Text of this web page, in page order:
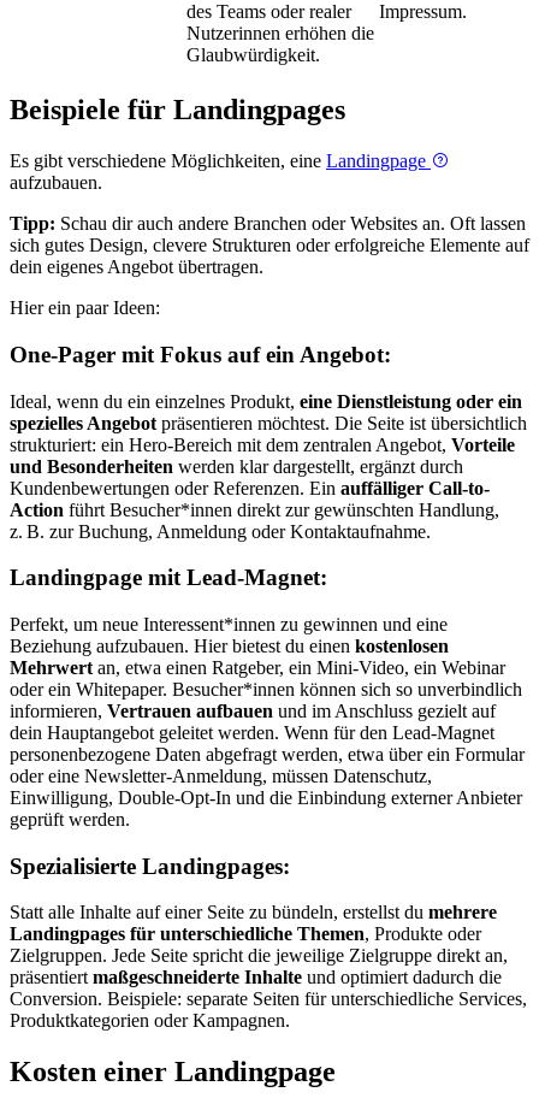
des Teams oder realer
Nutzerinnen erhöhen die
Glaubwürdigkeit.
Impressum.
Beispiele für Landingpages
Es gibt verschiedene Möglichkeiten, eine Landingpage
aufzubauen.
Tipp: Schau dir auch andere Branchen oder Websites an. Oft lassen
sich gutes Design, clevere Strukturen oder erfolgreiche Elemente auf
dein eigenes Angebot übertragen.
Hier ein paar Ideen:
One-Pager mit Fokus auf ein Angebot:
Ideal, wenn du ein einzelnes Produkt, eine Dienstleistung oder ein
spezielles Angebot präsentieren möchtest. Die Seite ist übersichtlich
strukturiert: ein Hero-Bereich mit dem zentralen Angebot, Vorteile
und Besonderheiten werden klar dargestellt, ergänzt durch
Kundenbewertungen oder Referenzen. Ein auffälliger Call-to-
Action führt Besucher*innen direkt zur gewünschten Handlung,
z. B. zur Buchung, Anmeldung oder Kontaktaufnahme.
Landingpage mit Lead-Magnet:
Perfekt, um neue Interessent*innen zu gewinnen und eine
Beziehung aufzubauen. Hier bietest du einen kostenlosen
Mehrwert an, etwa einen Ratgeber, ein Mini-Video, ein Webinar
oder ein Whitepaper. Besucher*innen können sich so unverbindlich
informieren, Vertrauen aufbauen und im Anschluss gezielt auf
dein Hauptangebot geleitet werden. Wenn für den Lead-Magnet
personenbezogene Daten abgefragt werden, etwa über ein Formular
oder eine Newsletter-Anmeldung, müssen Datenschutz,
Einwilligung, Double-Opt-In und die Einbindung externer Anbieter
geprüft werden.
Spezialisierte Landingpages:
Statt alle Inhalte auf einer Seite zu bündeln, erstellst du mehrere
Landingpages für unterschiedliche Themen, Produkte oder
Zielgruppen. Jede Seite spricht die jeweilige Zielgruppe direkt an,
präsentiert maßgeschneiderte Inhalte und optimiert dadurch die
Conversion. Beispiele: separate Seiten für unterschiedliche Services,
Produktkategorien oder Kampagnen.
Kosten einer Landingpage